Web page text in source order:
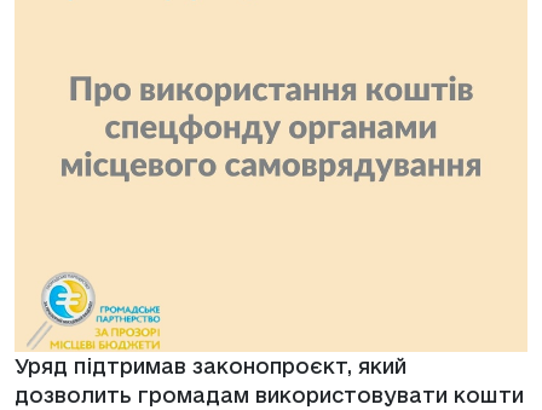
Уряд підтримав законопроєкт, який
дозволить громадам використовувати кошти